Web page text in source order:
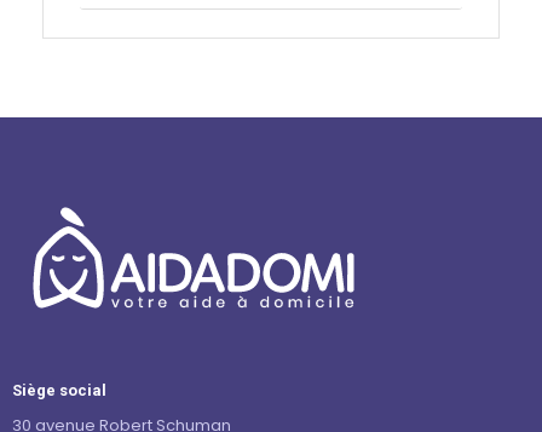
Siège social
30 avenue Robert Schuman